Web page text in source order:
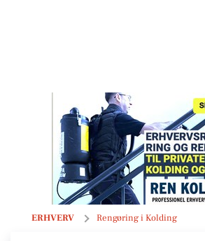
ERHVERV Rengøring i Kolding
Algerens